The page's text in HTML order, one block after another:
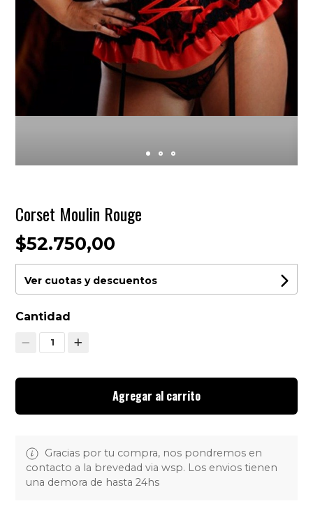
Corset Moulin Rouge
$52.750,00
Ver cuotas y descuentos
Cantidad
1
Agregar al carrito
Gracias por tu compra, nos pondremos en
contacto a la brevedad via wsp. Los envios tienen
una demora de hasta 24hs